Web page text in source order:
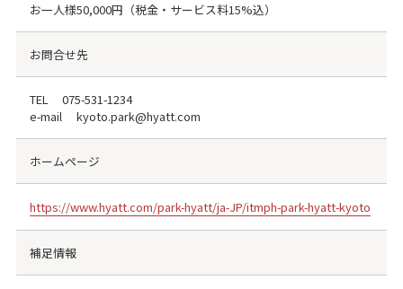
お一人様50,000円（税金・サービス料15%込）
お問合せ先
TEL 075-531-1234
e-mail kyoto.park@hyatt.com
ホームページ
https://www.hyatt.com/park-hyatt/ja-JP/itmph-park-hyatt-kyoto
補足情報